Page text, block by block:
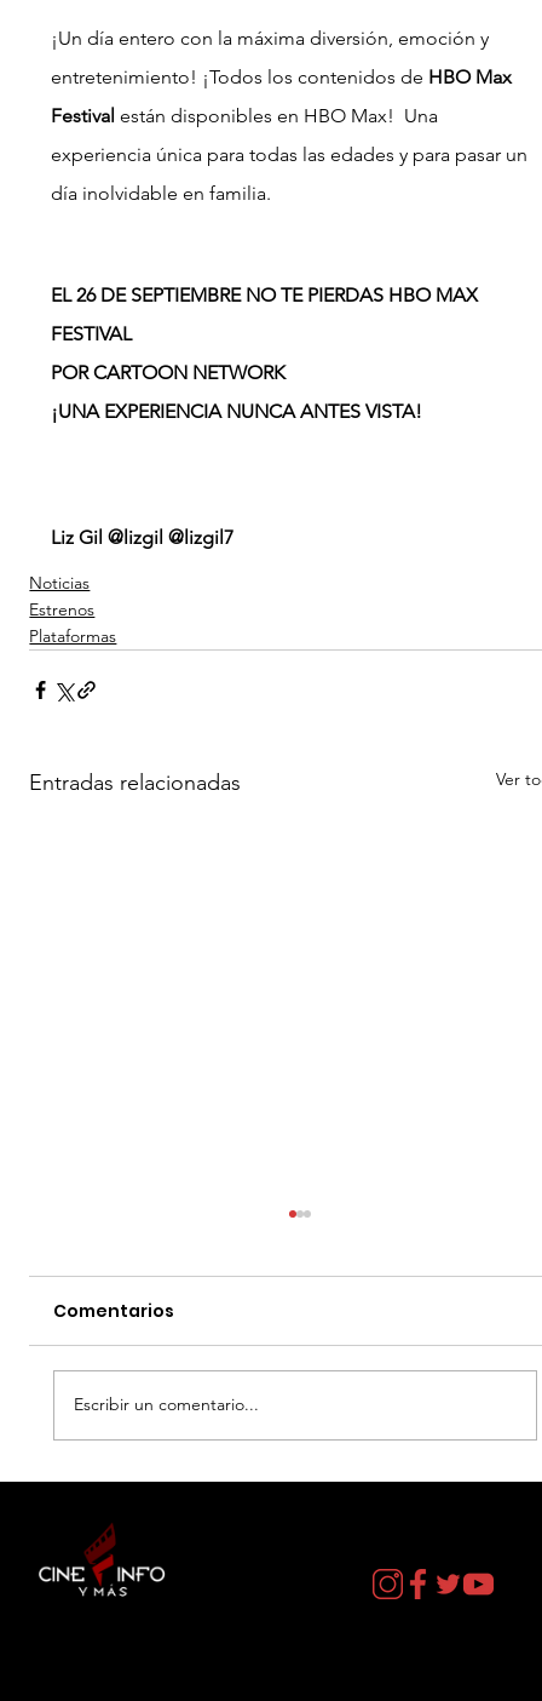
¡Un día entero con la máxima diversión, emoción y
entretenimiento! ¡Todos los contenidos de HBO Max
Festival están disponibles en HBO Max!  Una
experiencia única para todas las edades y para pasar un
día inolvidable en familia.
EL 26 DE SEPTIEMBRE NO TE PIERDAS HBO MAX
FESTIVAL
POR CARTOON NETWORK
¡UNA EXPERIENCIA NUNCA ANTES VISTA!
Liz Gil @lizgil @lizgil7
Noticias
Estrenos
Plataformas
Entradas relacionadas Ver
CURIOSOS por LIZ GIL
Comentarios
Escribir un comentario...